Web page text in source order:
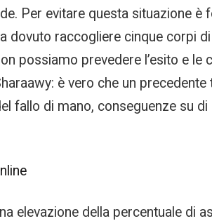
Per evitare questa situazione
dovuto raccogliere cinque corpi
possiamo prevedere l’esito e le
è vero che un
fallo di mano, conseguenze su
elevazione della percentuale di